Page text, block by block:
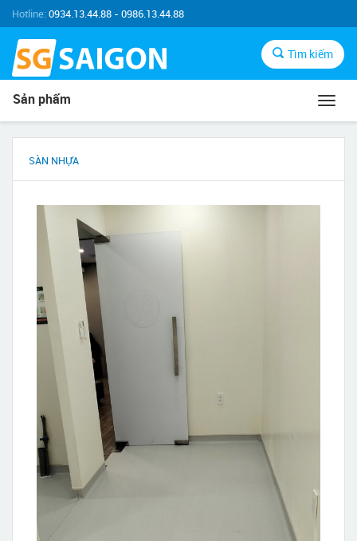
Hotline:0934.13.44.88 - 0986.13.44.88
Tìm kiếm
Sản phẩm
SÀN NHỰA